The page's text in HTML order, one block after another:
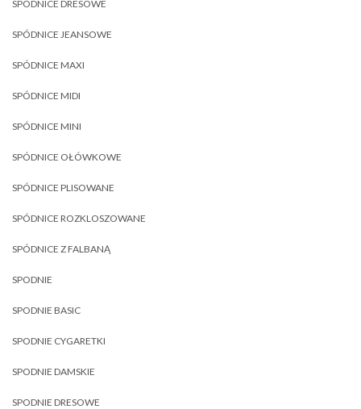
SPÓDNICE DRESOWE
SPÓDNICE JEANSOWE
SPÓDNICE MAXI
SPÓDNICE MIDI
SPÓDNICE MINI
SPÓDNICE OŁÓWKOWE
SPÓDNICE PLISOWANE
SPÓDNICE ROZKLOSZOWANE
SPÓDNICE Z FALBANĄ
SPODNIE
SPODNIE BASIC
SPODNIE CYGARETKI
SPODNIE DAMSKIE
SPODNIE DRESOWE